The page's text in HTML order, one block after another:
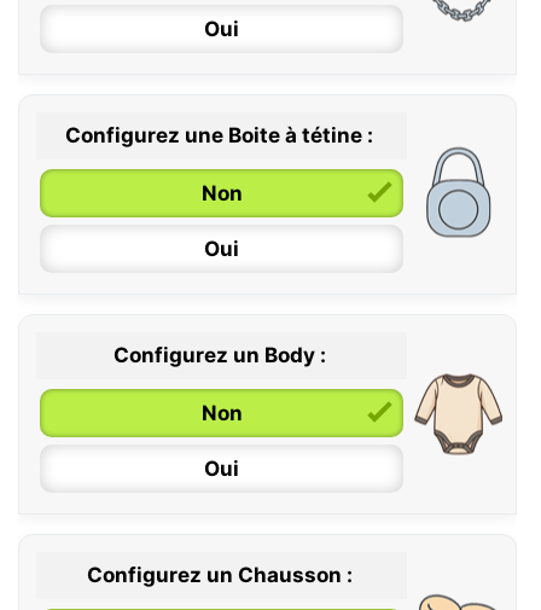
Oui
Configurez une Boite à tétine :
Non
Oui
Configurez un Body :
Non
Oui
0 / 6 mois
Configurez un Chausson :